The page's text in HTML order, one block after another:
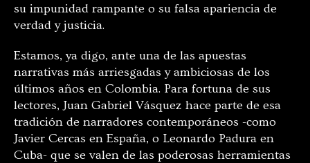
su impunidad rampante o su falsa apariencia de
verdad y justicia.
Estamos, ya digo, ante una de las apuestas
narrativas más arriesgadas y ambiciosas de los
últimos años en Colombia. Para fortuna de sus
lectores, Juan Gabriel Vásquez hace parte de esa
tradición de narradores contemporáneos -como
Javier Cercas en España, o Leonardo Padura en
Cuba- que se valen de las poderosas herramientas